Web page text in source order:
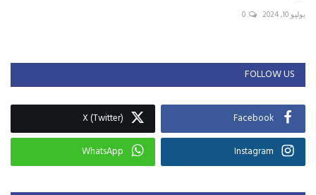
يوليو 10, 2024 0
FOLLOW US
Facebook
X (Twitter)
Instagram
WhatsApp